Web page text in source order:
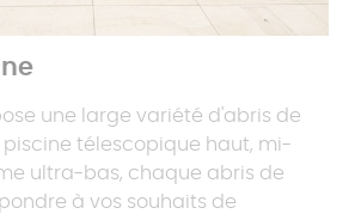
une large variété d'abris de
piscine télescopique haut, mi-
ultra-bas, chaque abris de
à vos souhaits de